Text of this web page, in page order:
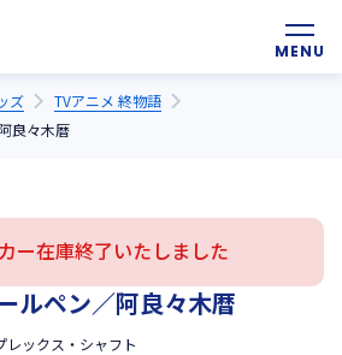
ズ
TVアニメ 終物語
良々木暦
ー在庫終了いたしました
ルペン／阿良々木暦
ックス・シャフト